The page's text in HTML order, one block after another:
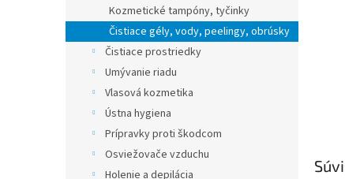
Kozmetické tampóny, tyčinky
Čistiace gély, vody, peelingy, obrúsky
Čistiace prostriedky
Umývanie riadu
Vlasová kozmetika
Ústna hygiena
Prípravky proti škodcom
Osviežovače vzduchu
Holenie a depilácia